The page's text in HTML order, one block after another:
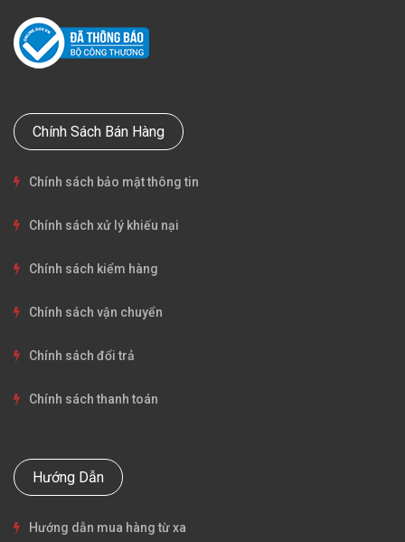
Chính Sách Bán Hàng
Chính sách bảo mật thông tin
Chính sách xử lý khiếu nại
Chính sách kiểm hàng
Chính sách vận chuyển
Chính sách đổi trả
Chính sách thanh toán
Hướng Dẫn
Hướng dẫn mua hàng từ xa